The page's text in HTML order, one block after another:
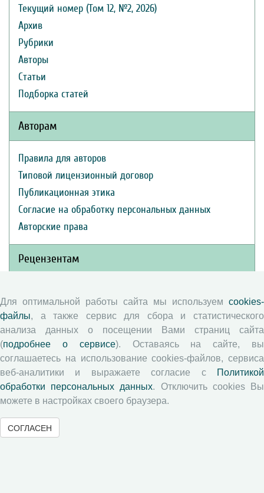
Текущий номер (Том 12, №2, 2026)
Архив
Рубрики
Авторы
Статьи
Подборка статей
Авторам
Правила для авторов
Типовой лицензионный договор
Публикационная этика
Согласие на обработку персональных данных
Авторские права
Рецензентам
Положение о рецензировании
Форма рецензии
Журналы ВолНЦ РАН
Экономические и социальные перемены
Проблемы развития территории
Вопросы территориального развития
Для оптимальной работы сайта мы используем cookies-
файлы, а также сервис для сбора и статистического
анализа данных о посещении Вами страниц сайта
(подробнее о сервисе). Оставаясь на сайте, вы
соглашаетесь на использование cookies-файлов, сервиса
веб-аналитики и выражаете согласие с
Политикой
обработки персональных данных. Отключить cookies Вы
можете в настройках своего браузера.
СОГЛАСЕН